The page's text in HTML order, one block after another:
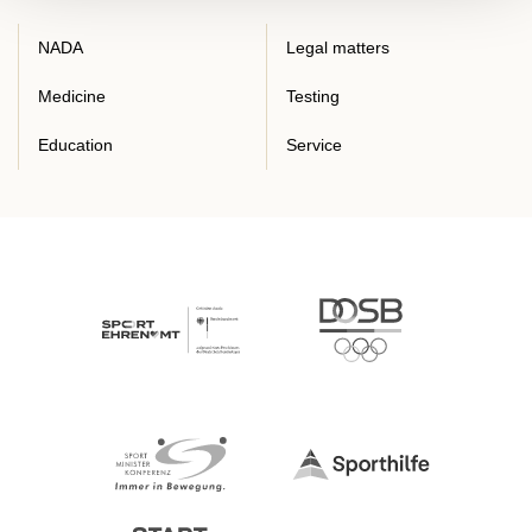
NADA Legal matters
Medicine Testing
Education Service